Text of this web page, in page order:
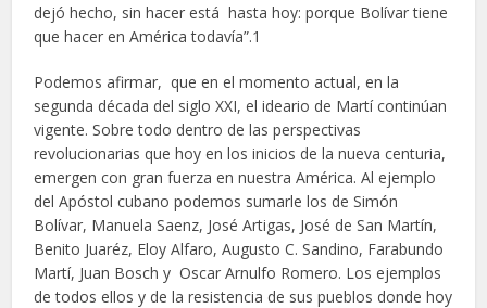
dejó hecho, sin hacer está hasta hoy: porque Bolívar tiene
que hacer en América todavía”.1
Podemos afirmar, que en el momento actual, en la
segunda década del siglo XXI, el ideario de Martí continúan
vigente. Sobre todo dentro de las perspectivas
revolucionarias que hoy en los inicios de la nueva centuria,
emergen con gran fuerza en nuestra América. Al ejemplo
del Apóstol cubano podemos sumarle los de Simón
Bolívar, Manuela Saenz, José Artigas, José de San Martín,
Benito Juaréz, Eloy Alfaro, Augusto C. Sandino, Farabundo
Martí, Juan Bosch y Oscar Arnulfo Romero. Los ejemplos
de todos ellos y de la resistencia de sus pueblos donde hoy